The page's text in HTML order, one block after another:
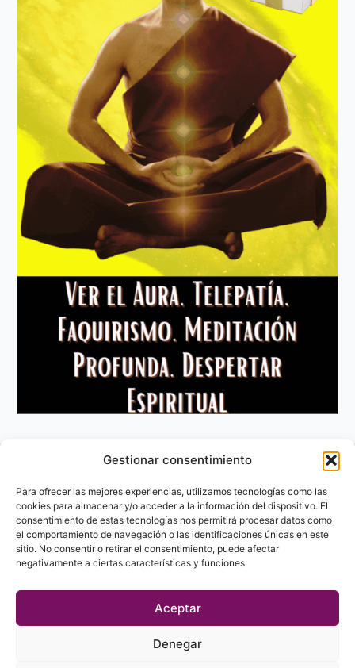
Gestionar consentimiento
Para ofrecer las mejores experiencias, utilizamos tecnologías como las
cookies para almacenar y/o acceder a la información del dispositivo. El
consentimiento de estas tecnologías nos permitirá procesar datos como
el comportamiento de navegación o las identificaciones únicas en este
sitio. No consentir o retirar el consentimiento, puede afectar
negativamente a ciertas características y funciones.
Aceptar
Denegar
Aviso Legal
Política de privacidad
Política de Cookies
Contacto